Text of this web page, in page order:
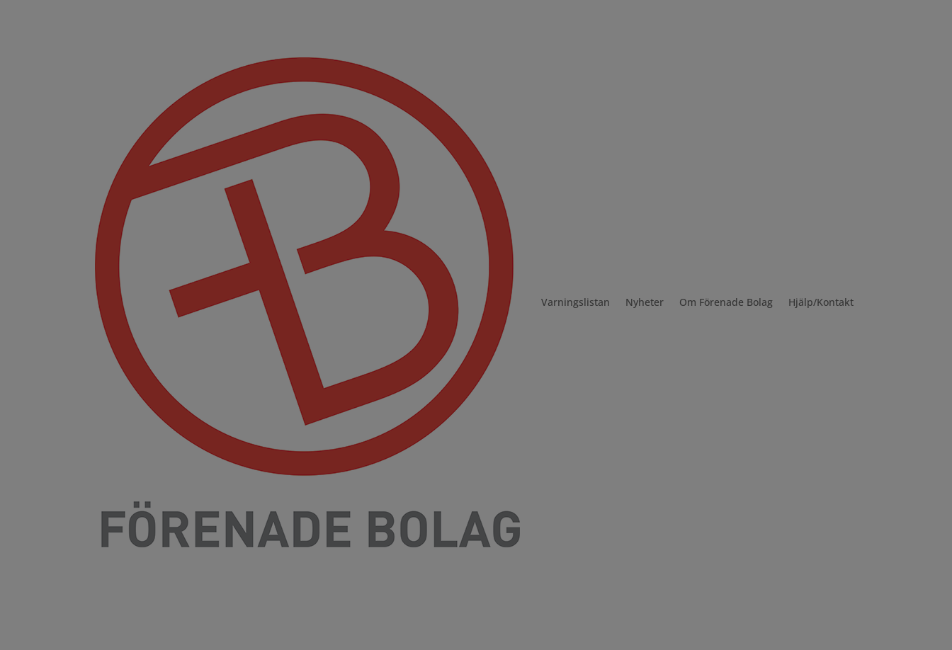
Varningslistan Nyheter Om Förenade Bolag Hjälp/Kontakt